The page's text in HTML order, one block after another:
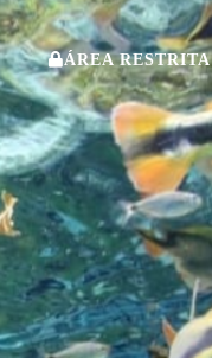
ÁREA RESTRITA